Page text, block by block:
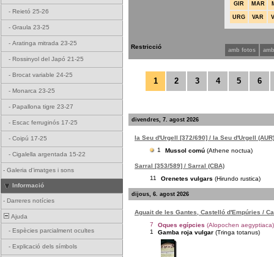
- Reietó 25-26
- Graula 23-25
- Aratinga mitrada 23-25
- Rossinyol del Japó 21-25
- Brocat variable 24-25
- Monarca 23-25
- Papallona tigre 23-27
- Escac ferruginós 17-25
- Coipú 17-25
- Cigalella argentada 15-22
- Galeria d'imatges i sons
Informació
- Darreres notícies
Ajuda
- Espècies parcialment ocultes
- Explicació dels símbols
GIR MAR
URG VAR
Restricció amb fotos
1 2 3 4 5 6
divendres, 7. agost 2026
la Seu d'Urgell [372/690] / la Seu d'Urgell (AUR)
1
Mussol comú (Athene noctua)
Sarral [353/589] / Sarral (CBA)
11
Orenetes vulgars (Hirundo rustica)
dijous, 6. agost 2026
Aguait de les Gantes, Castelló d'Empúries /
7
Oques egípcies (Alopochen aegyptiaca)
1
Gamba roja vulgar (Tringa totanus)